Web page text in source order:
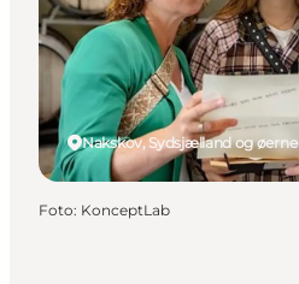
Overnatning
Planlæg ferien
Nakskov, Sydsjælland og øerne
Foto: KonceptLab